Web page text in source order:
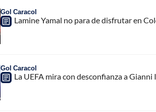
Gol Caracol
Lamine Yamal no para de disfrutar en
Gol Caracol
La UEFA mira con desconfianza a